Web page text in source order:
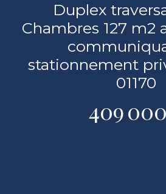
Duplex
Chambres 127 m2
stationnement
01170
409 000